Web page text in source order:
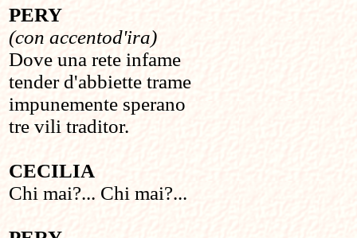
PERY
(con accentod'ira)
Dove una rete infame
tender d'abbiette trame
impunemente sperano
tre vili traditor.
CECILIA
Chi mai?... Chi mai?...